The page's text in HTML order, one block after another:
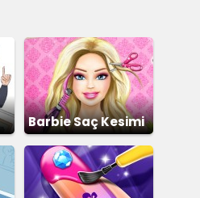
Barbie Saç Kesimi